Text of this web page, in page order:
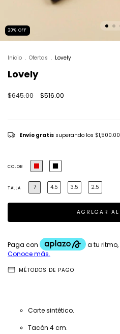
20% OFF
Inicio . Ofertas . Lovely
Lovely
$645.00 $516.00
Envío gratis superando los $1,500.00
COLOR
TALLA 7 4.5 3.5 2.5
MÉTODOS DE PAGO
Corte sintético.
Tacón 4 cm.